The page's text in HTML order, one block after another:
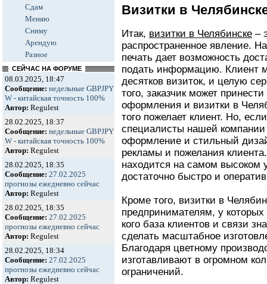
Сдам
Меняю
Сниму
Арендую
Разное
СЕЙЧАС НА ФОРУМЕ
08.03.2025, 18:47
Сообщение: недельные GBPJPY
W - китайская точность 100%
Автор: Regulest
28.02.2025, 18:37
Сообщение: недельные GBPJPY
W - китайская точность 100%
Автор: Regulest
28.02.2025, 18:35
Сообщение: 27.02.2025
прогнозы ежедневно сейчас
Автор: Regulest
28.02.2025, 18:35
Сообщение: 27.02.2025
прогнозы ежедневно сейчас
Автор: Regulest
28.02.2025, 18:34
Сообщение: 27.02.2025
прогнозы ежедневно сейчас
Автор: Regulest
Визитки в
Итак, визитки в Челябинске –
распространенное явление.
печать дает возможность
подать информацию. Клиент
десятков визиток, и целую
того, заказчик может
оформления и визитки в
того пожелает клиент. Но,
специалисты нашей компании
оформление и стильный
рекламы и пожелания
находится на самом высоком
достаточно быстро и
Кроме того, визитки в
предпринимателям, у
кого база клиентов и связи
сделать масштабное
Благодаря цветному
изготавливают в огромном
ограничений.